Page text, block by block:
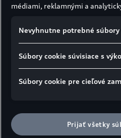
Bočný pohľad
¹Šírka v oblasti ramien
²Šírka v oblasti lakťov
médiami, reklamnými a
Nevyhnutne potrebné súbory
Súbory cookie súvisiace s
Súbory cookie pre cieľové
Prijať všetky